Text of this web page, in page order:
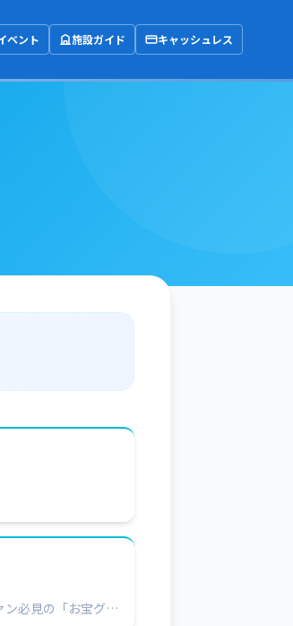
ベント 施設ガイド キャッシュレス
必見の「お宝グッ